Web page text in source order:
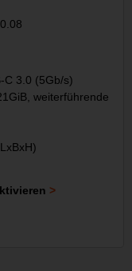
C 3.0 (5Gb/s)
weiterführende